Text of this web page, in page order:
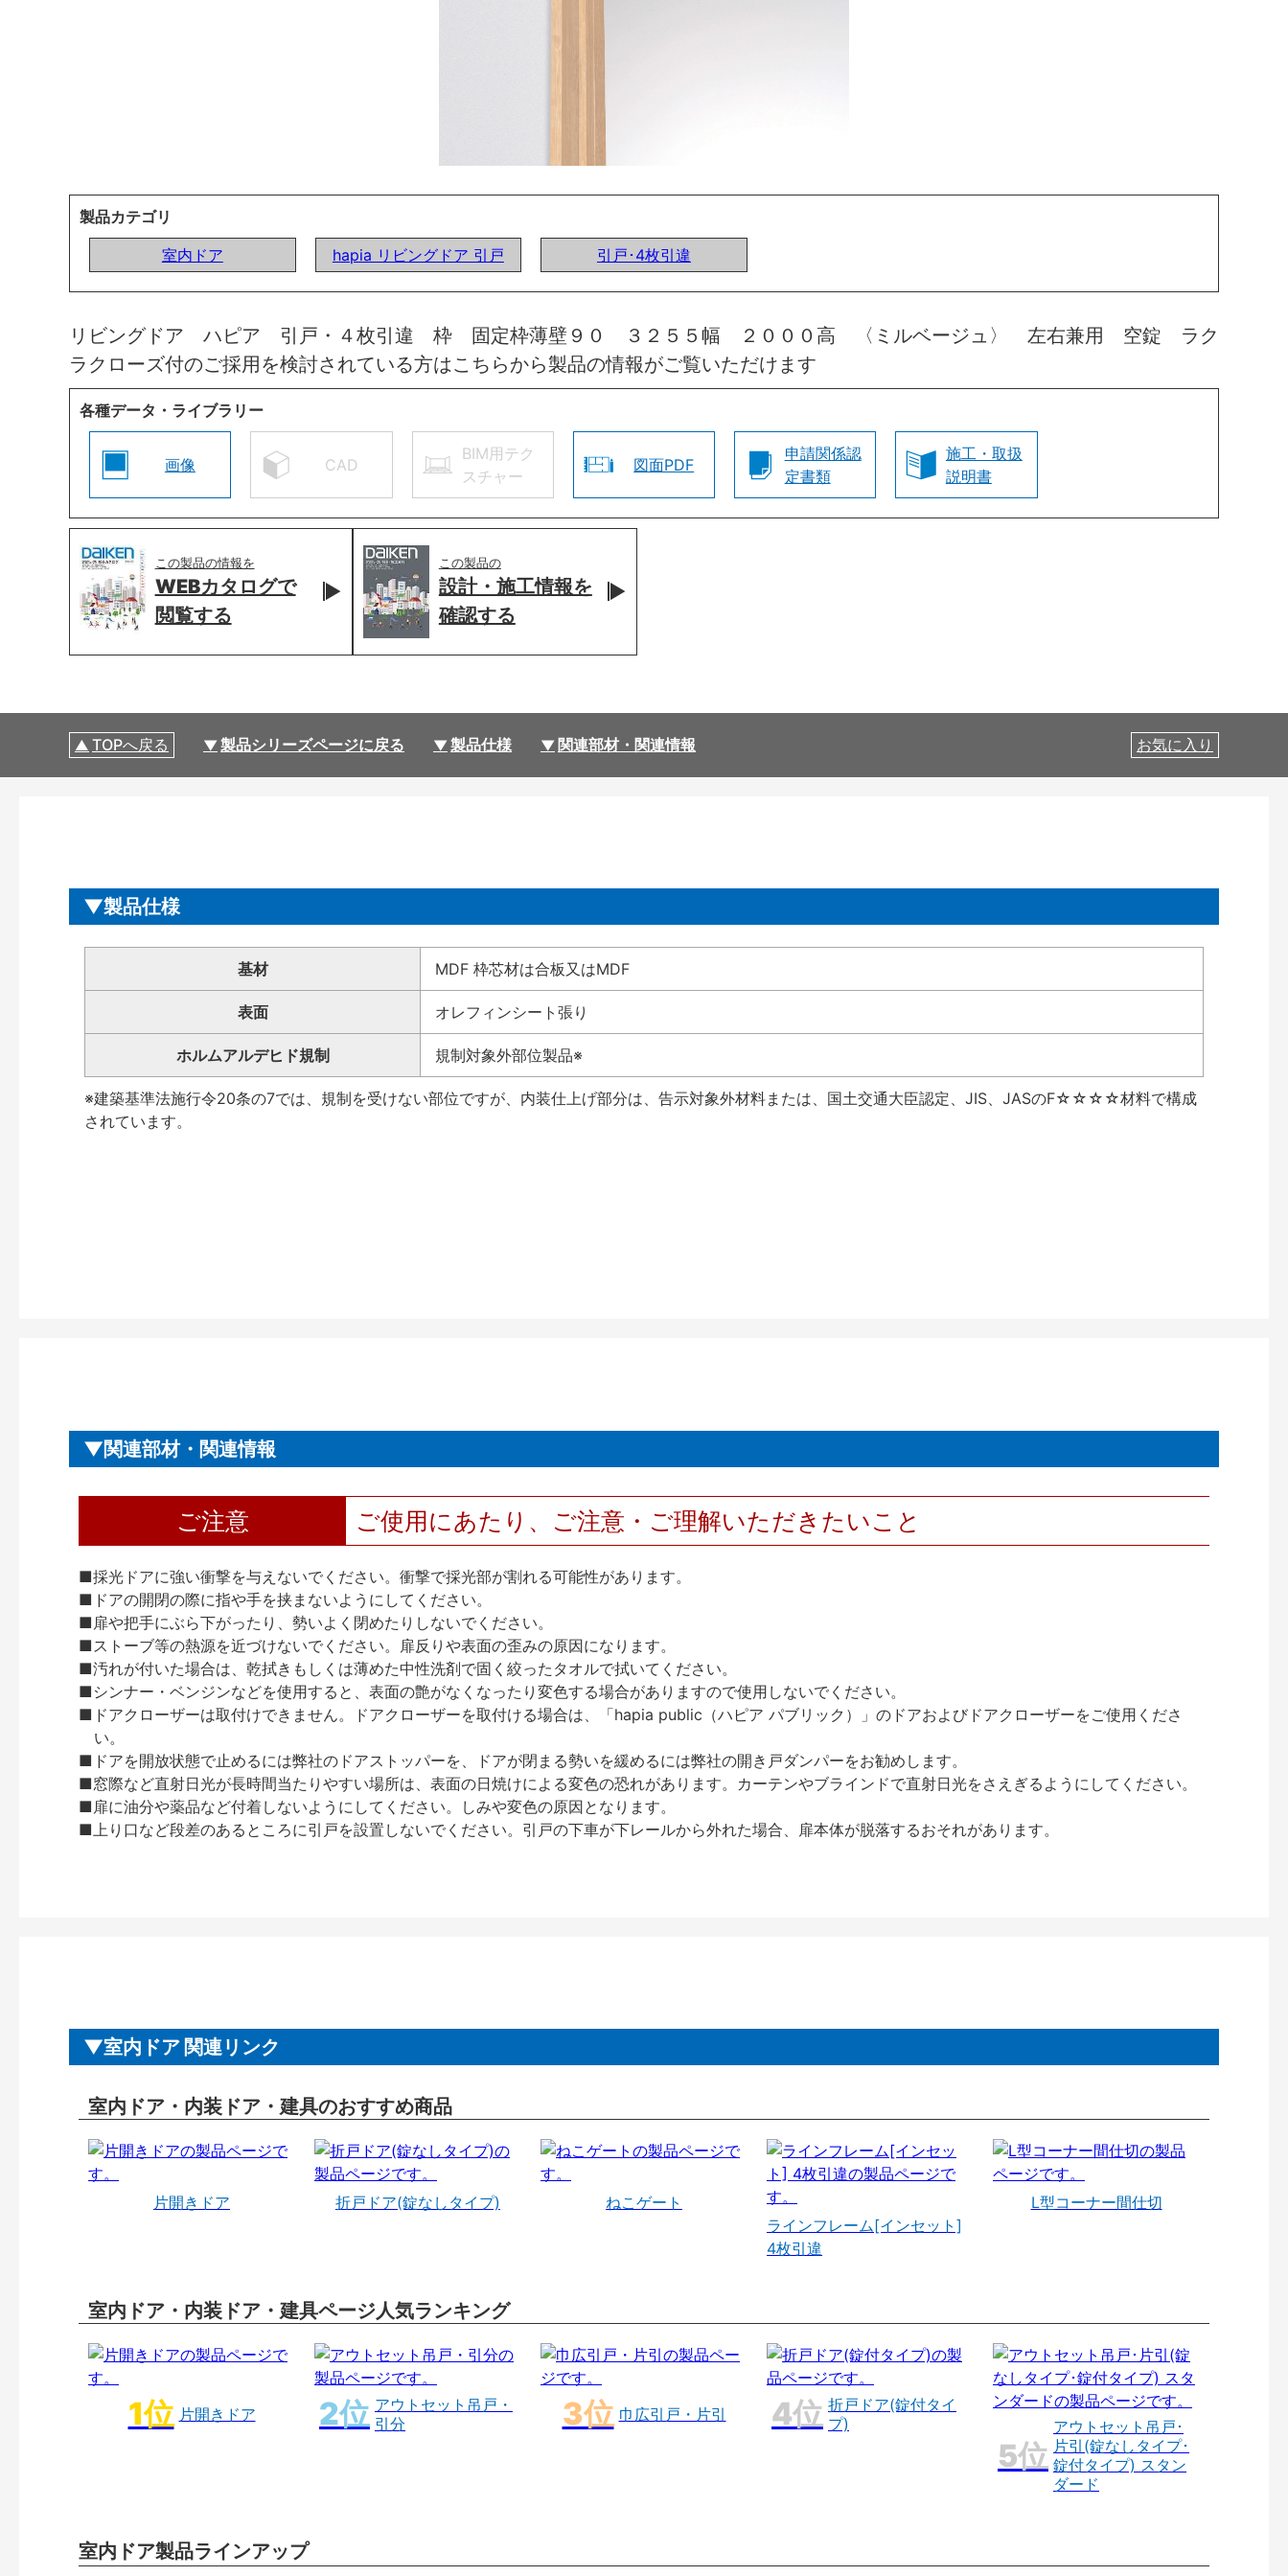
製品カテゴリ
室内ドア
hapia リビングドア 引戸 引戸･4枚引違
リビングドア ハピア 引戸・４枚引違 枠 固定枠薄壁９０ ３２５５幅 ２０００高 〈ミルベージュ〉 左右兼用 空錠 ラク
ラクローズ付のご採用を検討されている方はこちらから製品の情報がご覧いただけます
各種データ・ライブラリー
画像 CAD
BIM用テク
スチャー
図面PDF
申請関係認
定書類
施工・取扱
説明書
この製品の情報を
WEBカタログで
閲覧する
この製品の
設計・施工情報を
確認する
TOPへ戻る 製品シリーズページに戻る 製品仕様 関連部材・関連情報 お気に入り
製品仕様
基材 MDF 枠芯材は合板又はMDF
表面 オレフィンシート張り
ホルムアルデヒド規制 規制対象外部位製品※
※建築基準法施行令20条の7では、規制を受けない部位ですが、内装仕上げ部分は、告示対象外材料または、国土交通大臣認定、JIS、JASのF☆☆☆☆材料で構成
されています。
関連部材・関連情報
ご注意 ご使用にあたり、ご注意・ご理解いただきたいこと
■採光ドアに強い衝撃を与えないでください。衝撃で採光部が割れる可能性があります。
■ドアの開閉の際に指や手を挟まないようにしてください。
■扉や把手にぶら下がったり、勢いよく閉めたりしないでください。
■ストーブ等の熱源を近づけないでください。扉反りや表面の歪みの原因になります。
■汚れが付いた場合は、乾拭きもしくは薄めた中性洗剤で固く絞ったタオルで拭いてください。
■シンナー・ベンジンなどを使用すると、表面の艶がなくなったり変色する場合がありますので使用しないでください。
■ドアクローザーは取付けできません。ドアクローザーを取付ける場合は、「hapia public（ハピア パブリック）」のドアおよびドアクローザーをご使用くださ
い。
■ドアを開放状態で止めるには弊社のドアストッパーを、ドアが閉まる勢いを緩めるには弊社の開き戸ダンパーをお勧めします。
■窓際など直射日光が長時間当たりやすい場所は、表面の日焼けによる変色の恐れがあります。カーテンやブラインドで直射日光をさえぎるようにしてください。
■扉に油分や薬品など付着しないようにしてください。しみや変色の原因となります。
■上り口など段差のあるところに引戸を設置しないでください。引戸の下車が下レールから外れた場合、扉本体が脱落するおそれがあります。
室内ドア 関連リンク
室内ドア・内装ドア・建具のおすすめ商品
片開きドア 折戸ドア(錠なしタイプ)
ねこゲート
ラインフレーム[インセット]
4枚引違
L型コーナー間仕切
室内ドア・内装ドア・建具ページ人気ランキング
片開きドア
アウトセット吊戸・
引分
巾広引戸・片引
折戸ドア(錠付タイ
プ)
アウトセット吊戸･
片引(錠なしタイプ･
錠付タイプ) スタン
ダード
室内ドア製品ラインアップ